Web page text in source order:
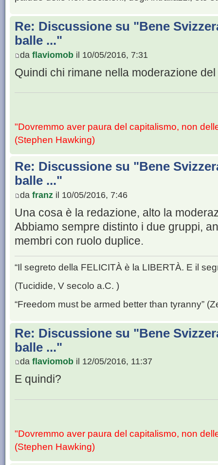
Re: Discussione su "Bene
balle ..."
da flaviomob il 10/05/2016, 7:31
Quindi chi rimane nella moderazione
"Dovremmo aver paura del capitalismo, non
(Stephen Hawking)
Re: Discussione su "Bene
balle ..."
da franz il 10/05/2016, 7:46
Una cosa è la redazione, alto la
Abbiamo sempre distinto i due gruppi,
membri con ruolo duplice.
“Il segreto della FELICITÀ è la LIBERTÀ. E il
(Tucidide, V secolo a.C. )
“Freedom must be armed better than tyranny”
Re: Discussione su "Bene
balle ..."
da flaviomob il 12/05/2016, 11:37
E quindi?
"Dovremmo aver paura del capitalismo, non
(Stephen Hawking)